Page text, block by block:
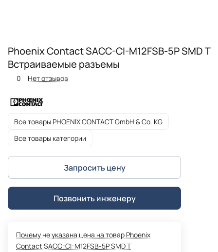
Phoenix Contact SACC-CI-M12FSB-5P SMD T
Встраиваемые разъемы
0 Нет отзывов
Все товары PHOENIX CONTACT GmbH & Co. KG
Все товары категории
Запросить цену
Позвонить инженеру
Почему не указана цена на товар Phoenix
Contact SACC-CI-M12FSB-5P SMD T